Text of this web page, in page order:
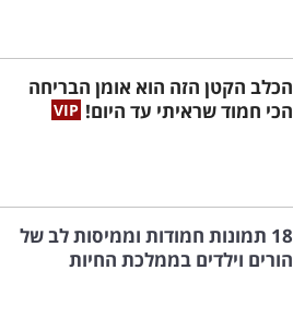
הכלב הקטן הזה הוא אומן הבריחה
הכי חמוד שראיתי עד היום!
18 תמונות חמודות וממיסות לב של
הורים וילדים בממלכת החיות